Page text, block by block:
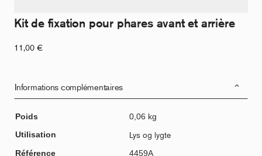
Kit de fixation pour phares avant et arrière
11,00 €
Informations complémentaires
Poids
0,06 kg
Utilisation
Lys og lygte
Référence 4459A